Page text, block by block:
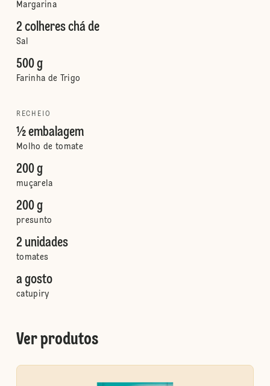
Margarina
2 colheres chá de
Sal
500 g
Farinha de Trigo
RECHEIO
½ embalagem
Molho de tomate
200 g
muçarela
200 g
presunto
2 unidades
tomates
a gosto
catupiry
Ver produtos